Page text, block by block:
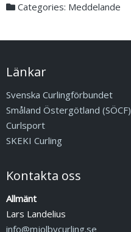
Categories: Meddelande
Länkar
Svenska Curlingförbundet
Småland Östergötland (SÖCF)
Curlsport
SKEKI Curling
Kontakta oss
Allmänt
Lars Landelius
info@mjolbycurling.se